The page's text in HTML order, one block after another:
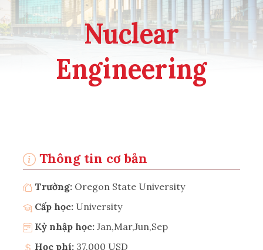
Nuclear
Engineering
Thông tin cơ bản
Trường: Oregon State University
Cấp học: University
Kỳ nhập học: Jan,Mar,Jun,Sep
Học phí: 37,000 USD